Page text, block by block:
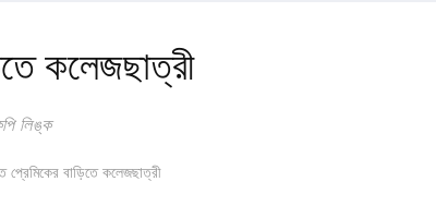
সফল : প্রধানমন্ত্রী
কলেজছাত্রী
লিঙ্ক